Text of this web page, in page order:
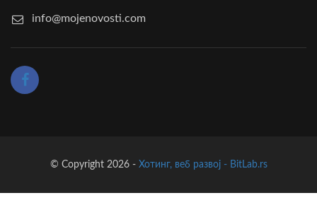
info@mojenovosti.com
© Copyright 2026 - Хотинг, веб развој - BitLab.rs